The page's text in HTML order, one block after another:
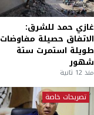
غازي حمد للشرق:
الاتفاق حصيلة مفاوضات
طويلة استمرت ستة
شهور
منذ 12 ثانية
تصريحات خاصة